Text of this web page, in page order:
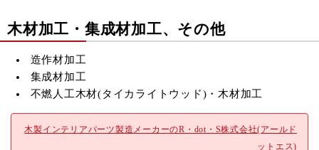
木材加工・集成材加工、その他
造作材加工
集成材加工
不燃人工木材(タイカライトウッド)・木材加工
木製インテリアパーツ製造メーカーのR・dot・S株式会社(アールド
ットエス)